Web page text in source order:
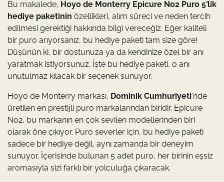
Bu makalede, Hoyo de Monterry Epicure No2 Puro 5’lik
hediye paketinin özellikleri, alım süreci ve neden tercih
edilmesi gerektiği hakkında bilgi vereceğiz. Eğer kaliteli
bir puro arıyorsanız, bu hediye paketi tam size göre!
Düşünün ki, bir dostunuza ya da kendinize özel bir anı
yaratmak istiyorsunuz. İşte bu hediye paketi, o anı
unutulmaz kılacak bir seçenek sunuyor.
Hoyo de Monterry markası, Dominik Cumhuriyeti‘nde
üretilen en prestijli puro markalarından biridir. Epicure
No2, bu markanın en çok sevilen modellerinden biri
olarak öne çıkıyor. Puro severler için, bu hediye paketi
sadece bir hediye değil, aynı zamanda bir deneyim
sunuyor. İçerisinde bulunan 5 adet puro, her birinin eşsiz
aromasıyla sizi farklı bir yolculuğa çıkaracak.